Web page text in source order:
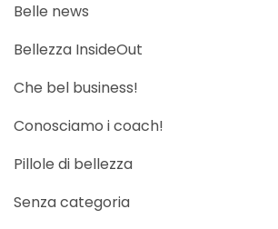
Belle news
Bellezza InsideOut
Che bel business!
Conosciamo i coach!
Pillole di bellezza
Senza categoria